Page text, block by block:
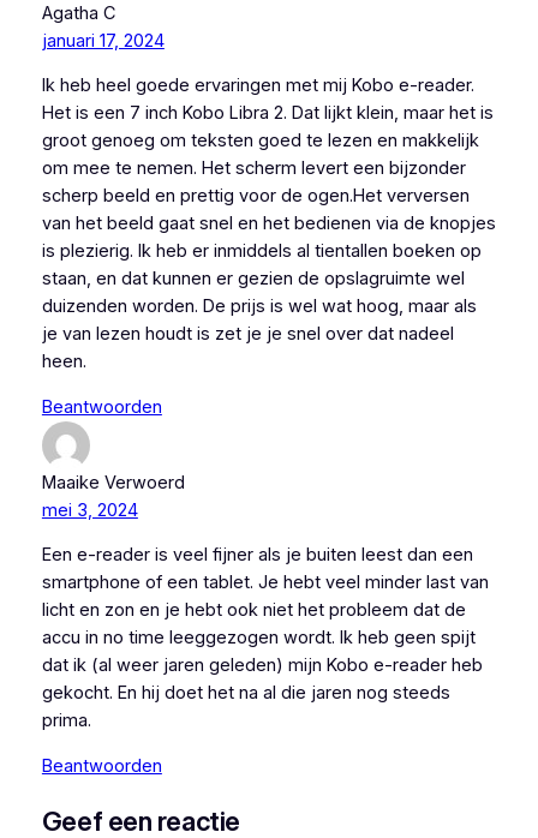
Agatha C
januari 17, 2024
Ik heb heel goede ervaringen met mij Kobo e-reader.
Het is een 7 inch Kobo Libra 2. Dat lijkt klein, maar het is
groot genoeg om teksten goed te lezen en makkelijk
om mee te nemen. Het scherm levert een bijzonder
scherp beeld en prettig voor de ogen.Het verversen
van het beeld gaat snel en het bedienen via de knopjes
is plezierig. Ik heb er inmiddels al tientallen boeken op
staan, en dat kunnen er gezien de opslagruimte wel
duizenden worden. De prijs is wel wat hoog, maar als
je van lezen houdt is zet je je snel over dat nadeel
heen.
Beantwoorden
Maaike Verwoerd
mei 3, 2024
Een e-reader is veel fijner als je buiten leest dan een
smartphone of een tablet. Je hebt veel minder last van
licht en zon en je hebt ook niet het probleem dat de
accu in no time leeggezogen wordt. Ik heb geen spijt
dat ik (al weer jaren geleden) mijn Kobo e-reader heb
gekocht. En hij doet het na al die jaren nog steeds
prima.
Beantwoorden
Geef een reactie